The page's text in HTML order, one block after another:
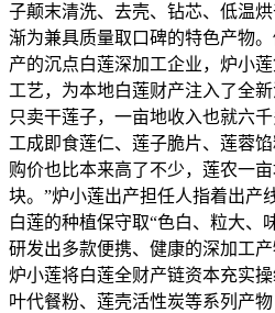
子颠末清洗、去壳、钻芯、低温
渐为兼具质量取口碑的特色产物
产的沉点白莲深加工企业，炉小
工艺，为本地白莲财产注入了全
只卖干莲子，一亩地收入也就六
工成即食莲仁、莲子脆片、莲蓉
购价也比本来高了不少，莲农一
块。”炉小莲出产担任人指着出产
白莲的种植保守取“色白、粒大、
研发出多款便携、健康的深加工
炉小莲将白莲全财产链资本充实
叶代餐粉、莲壳活性炭等系列产